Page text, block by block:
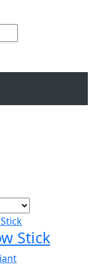
Stick
Dette